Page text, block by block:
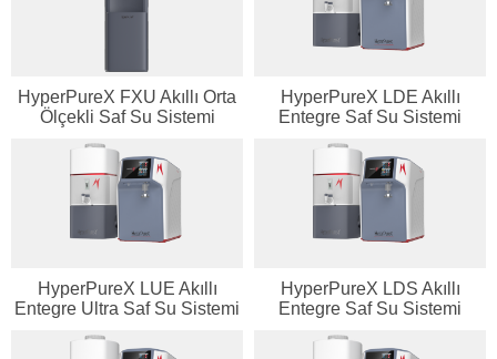
HyperPureX FXU Akıllı Orta
Ölçekli Saf Su Sistemi
HyperPureX LDE Akıllı
Entegre Saf Su Sistemi
HyperPureX LUE Akıllı
Entegre Ultra Saf Su Sistemi
HyperPureX LDS Akıllı
Entegre Saf Su Sistemi